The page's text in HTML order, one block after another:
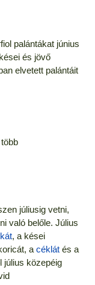
palántákat június
és jövő
elvetett palántáit
júliusig vetni,
való belőle. Július
, a kései
a céklátés a
közepéig